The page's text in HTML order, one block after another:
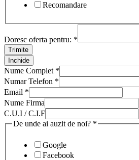
Recomandare
Doresc oferta pentru: *
Trimite
Inchide
Nume Complet *
Numar Telefon *
Email *
Nume Firma
C.U.I / C.I.F
De unde ai auzit de noi? *
Google
Facebook